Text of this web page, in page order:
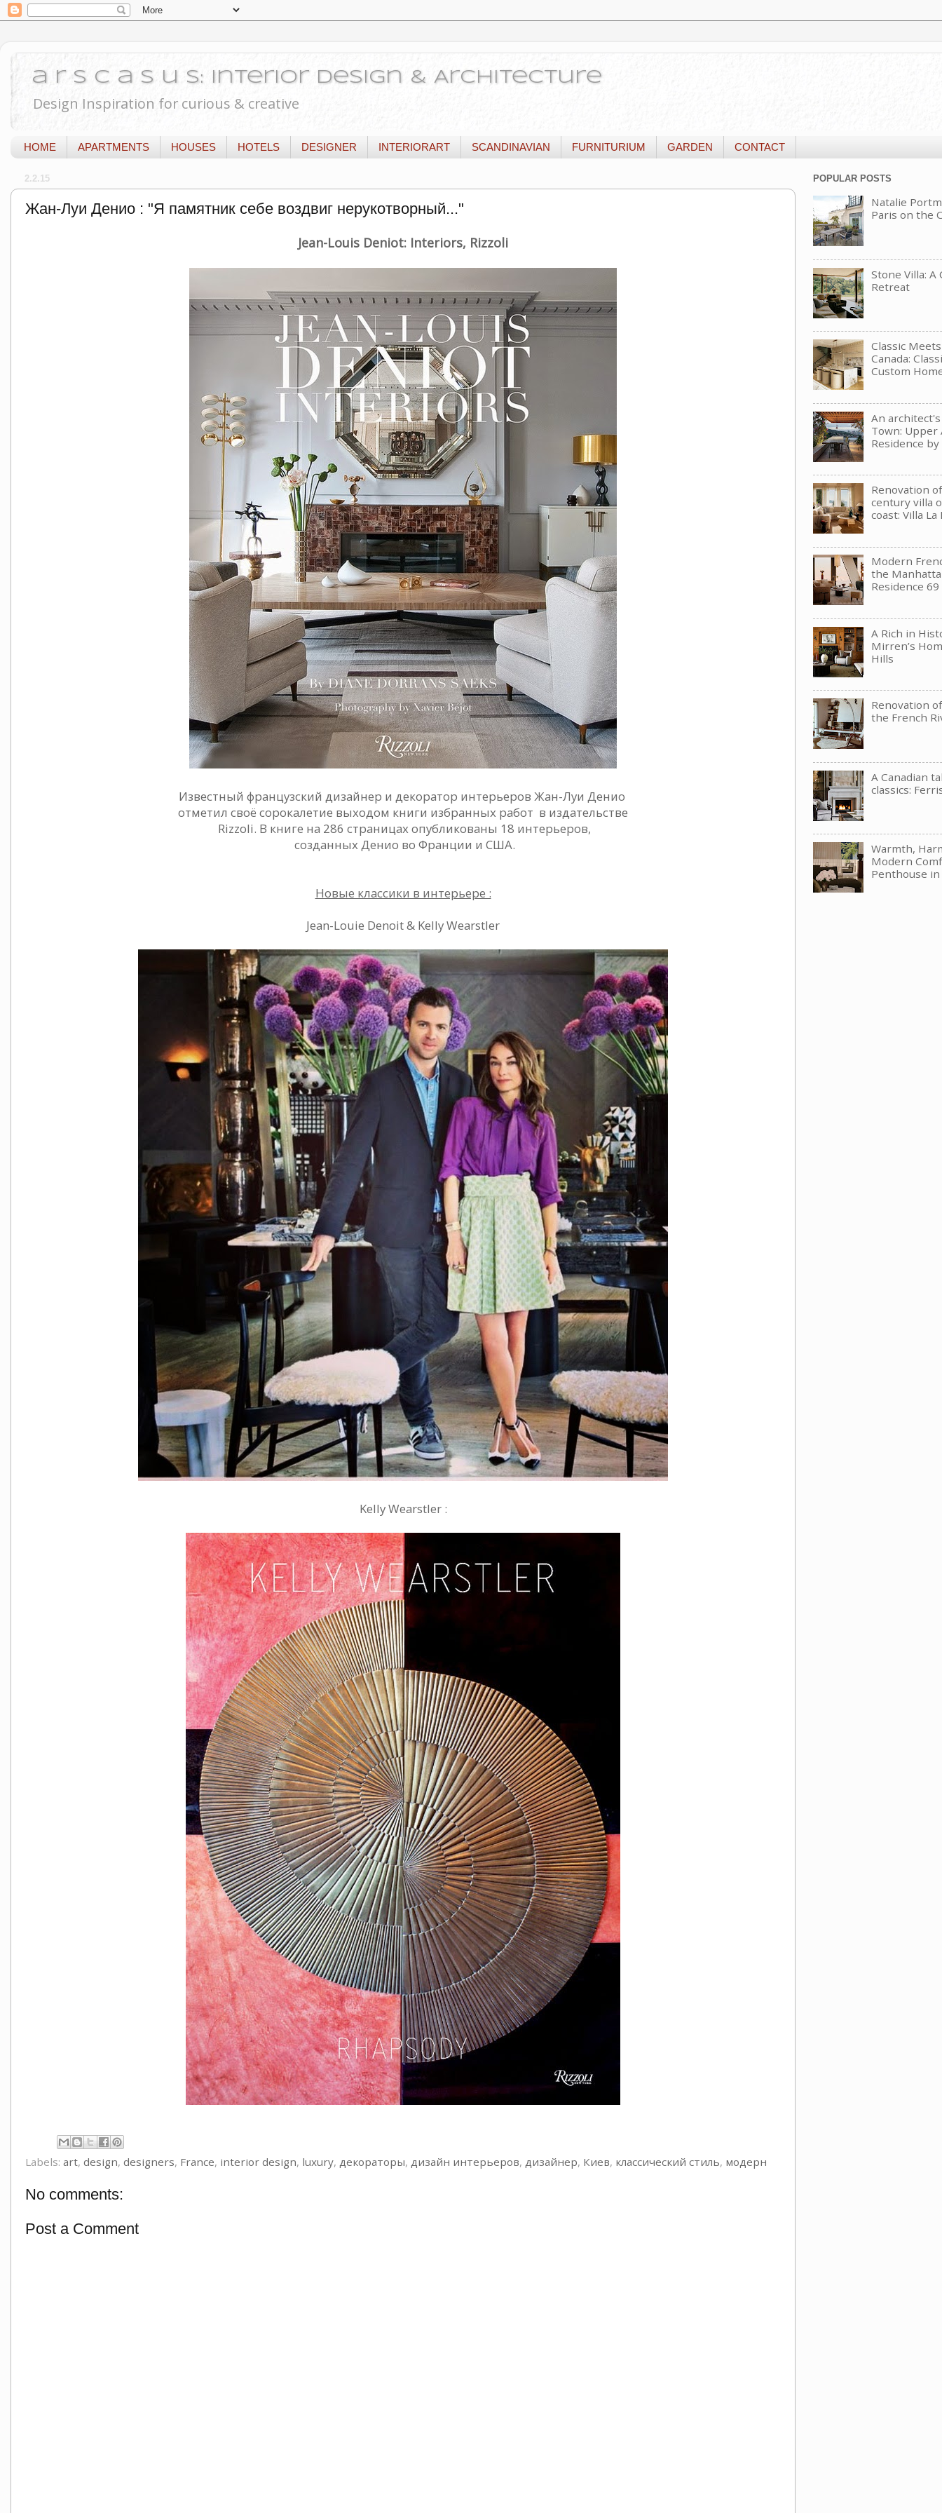
a r s c a s u s: Interior Design & Architecture
Design Inspiration for curious & creative
HOME APARTMENTS HOUSES HOTELS DESIGNER INTERIORART SCANDINAVIAN FURNITURIUM GARDEN CONTACT
2.2.15
Жан-Луи Денио : "Я памятник себе воздвиг нерукотворный..."
Jean-Louis Deniot: Interiors, Rizzoli
Известный французский дизайнер и декоратор интерьеров Жан-Луи Денио
отметил своё сорокалетие выходом книги избранных работ в издательстве
Rizzoli. В книге на 286 страницах опубликованы 18 интерьеров,
созданных Денио во Франции и США.
Новые классики в интерьере :
Jean-Louie Denoit & Kelly Wearstler
Kelly Wearstler :
Labels: art, design, designers, France, interior design, luxury, декораторы, дизайн интерьеров, дизайнер, Киев, классический стиль, модерн
No comments:
Post a Comment
POPULAR POSTS
Natalie
Paris on the
Stone Villa:
Retreat
Classic
Canada:
Custom
An
Town: Upper
Residence by
Renovation
century villa
coast: Villa La
Modern
the
Residence 69
A Rich in
Mirren’s
Hills
Renovation
the French
A Canadian
classics:
Warmth,
Modern
Penthouse